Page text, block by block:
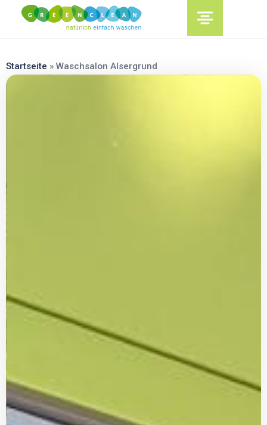
content
Startseite » Waschsalon Alsergrund